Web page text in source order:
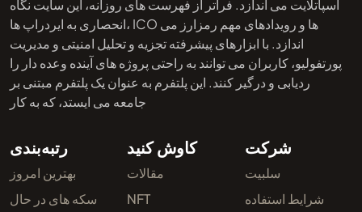
اسپاتلایت می اندازد. فراتر از فهرست های روزانه، این سایت نگاه
انحصاری به ایردراپ ها، ICO ها و رویدادهای مهم رمزارز می
اندازد. با ابزارهای پیشرفته تجزیه و تحلیل امنیتی و مدیریت
پورتفولیو، کاربران می توانند به راحتی پروژه های آینده وعده دار را
ردیابی و درگیر کنند. این پلتفرم به عنوان یک پلتفرم مبتنی بر
جامعه می ایستد، که به کار
رتبه‌بندی
بهترین امروز
سکه های در حال
کاوش کنید
مقالات
NFT
شرکت
سلبیت
شرایط استفاده